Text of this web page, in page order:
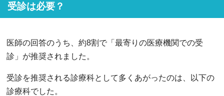
受診は必要？
医師の回答のうち、約8割で「最寄りの医療機関での受
診」が推奨されました。
受診を推奨される診療科として多くあがったのは、以下の
診療科でした。